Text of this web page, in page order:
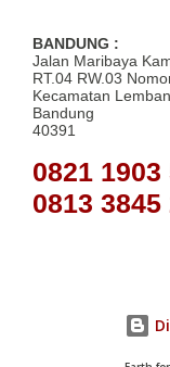
BANDUNG :
Jalan Maribaya
RT.04 RW.03
Kecamatan
Bandung
40391
0821 1903
0813 3845